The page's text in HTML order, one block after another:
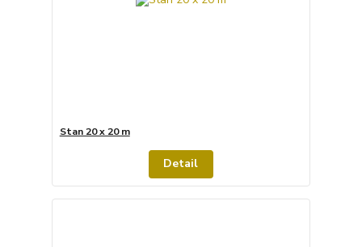
Stan 20 x 20 m
Detail